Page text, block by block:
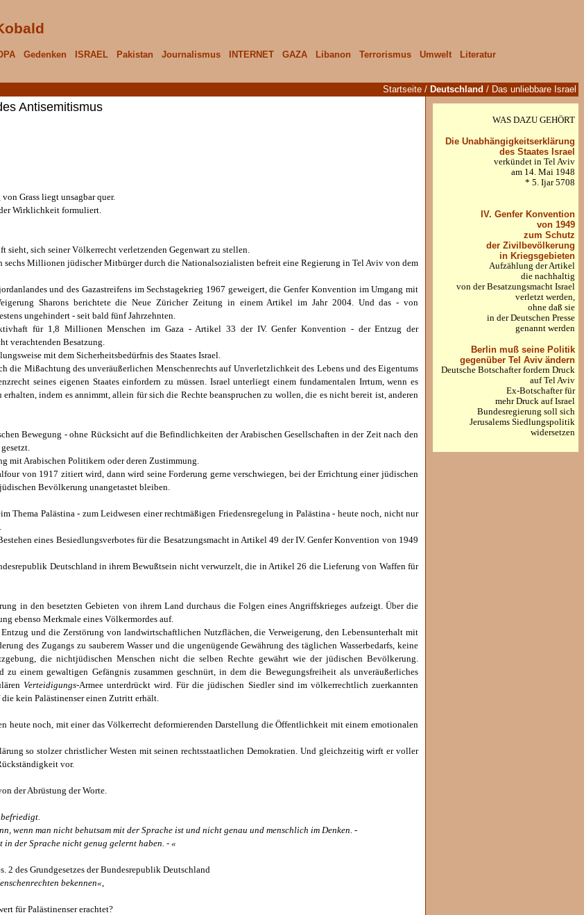
Gedenken ISRAEL Pakistan Journalismus INTERNET GAZA Libanon Terrorismus Umwelt
Literatur
Startseite / Deutschland / Das unliebbare Israel
Antisemitismus
Grass liegt unsagbar quer.
Wirklichkeit formuliert.
sieht, sich seiner Völkerrecht verletzenden Gegenwart zu stellen.
sechs Millionen jüdischer Mitbürger durch die Nationalsozialisten befreit eine Regierung in Tel Aviv von dem
und des Gazastreifens im Sechstagekrieg 1967 geweigert, die Genfer Konvention im Umgang mit
Sharons berichtete die Neue Züricher Zeitung in einem Artikel im Jahr 2004. Und das - von
ungehindert - seit bald fünf Jahrzehnten.
für 1,8 Millionen Menschen im Gaza - Artikel 33 der IV. Genfer Konvention - der Entzug der
verachtenden Besatzung.
mit dem Sicherheitsbedürfnis des Staates Israel.
die Mißachtung des unveräußerlichen Menschenrechts auf Unverletzlichkeit des Lebens und des Eigentums
seines eigenen Staates einfordern zu müssen. Israel unterliegt einem fundamentalen Irrtum, wenn es
indem es annimmt, allein für sich die Rechte beanspruchen zu wollen, die es nicht bereit ist, anderen
Bewegung - ohne Rücksicht auf die Befindlichkeiten der Arabischen Gesellschaften in der Zeit nach den
mit Arabischen Politikern oder deren Zustimmung.
von 1917 zitiert wird, dann wird seine Forderung gerne verschwiegen, bei der Errichtung einer jüdischen
Bevölkerung unangetastet bleiben.
Thema Palästina - zum Leidwesen einer rechtmäßigen Friedensregelung in Palästina - heute noch, nicht nur
eines Besiedlungsverbotes für die Besatzungsmacht in Artikel 49 der IV. Genfer Konvention von 1949
Deutschland in ihrem Bewußtsein nicht verwurzelt, die in Artikel 26 die Lieferung von Waffen für
in den besetzten Gebieten von ihrem Land durchaus die Folgen eines Angriffskrieges aufzeigt. Über die
ebenso Merkmale eines Völkermordes auf.
und die Zerstörung von landwirtschaftlichen Nutzflächen, die Verweigerung, den Lebensunterhalt mit
des Zugangs zu sauberem Wasser und die ungenügende Gewährung des täglichen Wasserbedarfs, keine
die nichtjüdischen Menschen nicht die selben Rechte gewährt wie der jüdischen Bevölkerung.
zu einem gewaltigen Gefängnis zusammen geschnürt, in dem die Bewegungsfreiheit als unveräußerliches
Verteidigungs-Armee unterdrückt wird. Für die jüdischen Siedler sind im völkerrechtlich zuerkannten
die kein Palästinenser einen Zutritt erhält.
heute noch, mit einer das Völkerrecht deformierenden Darstellung die Öffentlichkeit mit einem emotionalen
so stolzer christlicher Westen mit seinen rechtsstaatlichen Demokratien. Und gleichzeitig wirft er voller
vor.
der Abrüstung der Worte.
wenn man nicht behutsam mit der Sprache ist und nicht genau und menschlich im Denken. -
der Sprache nicht genug gelernt haben. - «
2 des Grundgesetzes der Bundesrepublik Deutschland
bekennen«,
für Palästinenser erachtet?
WAS DAZU GEHÖRT
Die Unabhängigkeitserklärung
des Staates Israel
verkündet in Tel Aviv
am 14. Mai 1948
* 5. Ijar 5708
IV. Genfer Konvention
von 1949
zum Schutz
der Zivilbevölkerung
in Kriegsgebieten
Aufzählung der Artikel
die nachhaltig
von der Besatzungsmacht Israel
verletzt werden,
ohne daß sie
in der Deutschen Presse
genannt werden
Berlin muß seine Politik
gegenüber Tel Aviv ändern
Deutsche Botschafter fordern Druck
auf Tel Aviv
Ex-Botschafter für
mehr Druck auf Israel
Bundesregierung soll sich
Jerusalems Siedlungspolitik
widersetzen